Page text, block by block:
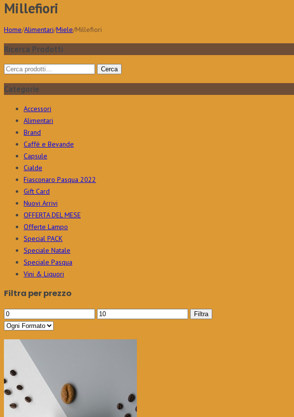
Millefiori
Home/Alimentari/Miele/Millefiori
Ricerca Prodotti
Cerca: Cerca
Categorie
Accessori
Alimentari
Brand
Caffè e Bevande
Capsule
Cialde
Fiasconaro Pasqua 2022
Gift Card
Nuovi Arrivi
OFFERTA DEL MESE
Offerte Lampo
Special PACK
Speciale Natale
Speciale Pasqua
Vini & Liquori
Filtra per prezzo
Prezzo
Min
Prezzo
Filtra